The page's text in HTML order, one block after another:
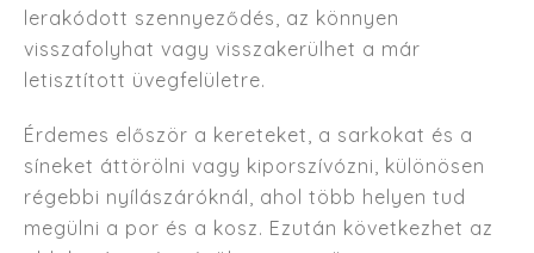
lerakódott szennyeződés, az könnyen
visszafolyhat vagy visszakerülhet a már
letisztított üvegfelületre.
Érdemes először a kereteket, a sarkokat és a
síneket áttörölni vagy kiporszívózni, különösen
régebbi nyílászáróknál, ahol több helyen tud
megülni a por és a kosz. Ezután következhet az